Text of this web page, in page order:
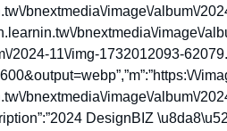
bnextmedia\/image\/album\/
bnextmedia\/image\/
11\/img-1732012093-
\/
bnextmedia\/image\/album\/
DesignBIZ